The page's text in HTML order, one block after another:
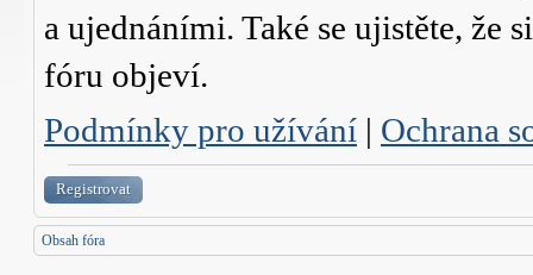
a ujednáními. Také se ujistěte, že
fóru objeví.
Podmínky pro užívání | Ochrana
Registrovat
Obsah fóra